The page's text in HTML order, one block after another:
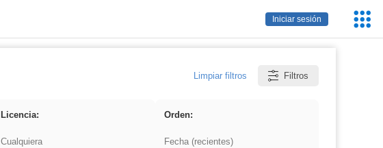
Iniciar sesión
Limpiar filtros Filtros
Licencia:
Cualquiera
Orden:
Fecha (recientes)